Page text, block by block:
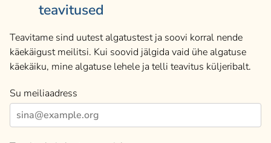
teavitused
Teavitame sind uutest algatustest ja soovi korral nende
käekäigust meilitsi. Kui soovid jälgida vaid ühe algatuse
käekäiku, mine algatuse lehele ja telli teavitus küljeribalt.
Su meiliaadress